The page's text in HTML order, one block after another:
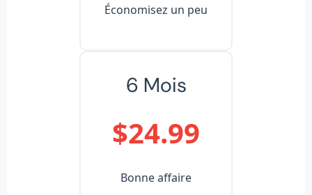
Économisez un peu
6 Mois
$24.99
Bonne affaire